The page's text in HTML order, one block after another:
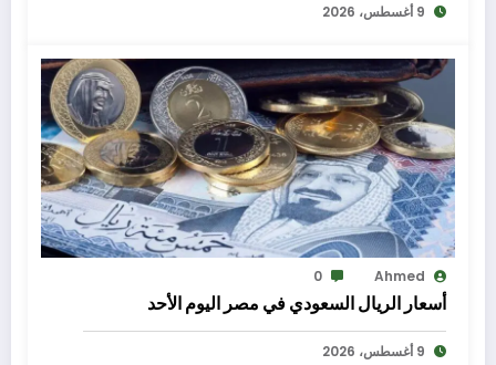
9 أغسطس، 2026
Ahmed
0
أسعار الريال السعودي في مصر اليوم الأحد
9 أغسطس، 2026